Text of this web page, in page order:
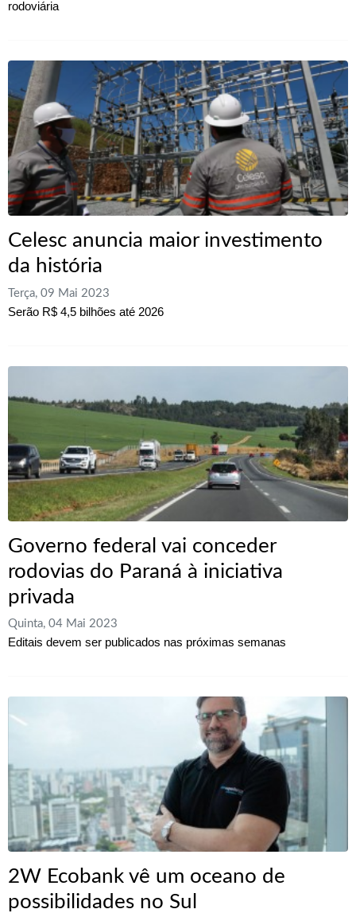
rodoviária
Celesc anuncia maior investimento
da história
Terça, 09 Mai 2023
Serão R$ 4,5 bilhões até 2026
Governo federal vai conceder
rodovias do Paraná à iniciativa
privada
Quinta, 04 Mai 2023
Editais devem ser publicados nas próximas semanas
2W Ecobank vê um oceano de
possibilidades no Sul